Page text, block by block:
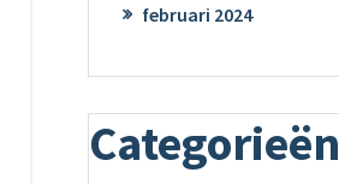
februari 2024
Categorieën